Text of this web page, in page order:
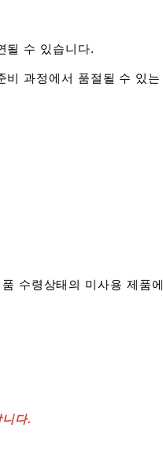
될 수 있습니다.
비 과정에서 품절될 수 있는
수령상태의 미사용 제품에
다.